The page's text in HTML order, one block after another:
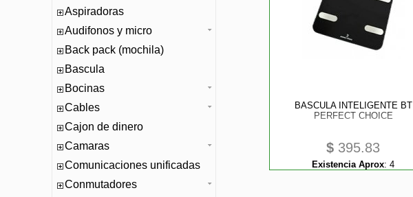
Aspiradoras
Audifonos y micro
Back pack (mochila)
Bascula
Bocinas
Cables
Cajon de dinero
Camaras
Comunicaciones unificadas
Conmutadores
BASCULA INTELIGENTE BT
PERFECT CHOICE
$ 395.83
Existencia Aprox: 4